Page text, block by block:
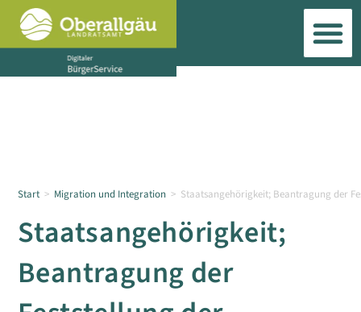
Start > Migration und Integration > Staatsangehörigkeit; Beantragung der
Staatsangehörigkeit;
Beantragung der